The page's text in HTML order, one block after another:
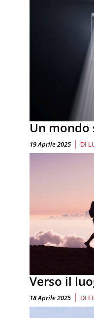
Un mondo
19 Aprile 2025 | DI
Verso il
18 Aprile 2025 | DI